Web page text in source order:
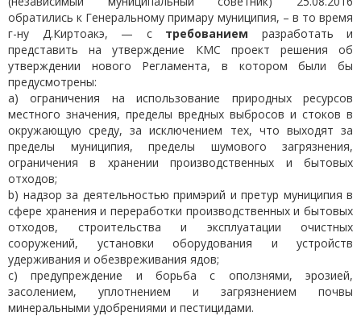
обратились к Генеральному примару муниципия, – в то время
г-ну Д.Киртоакэ, — с требованием разработать и
представить на утверждение КМС проект решения об
утверждении нового Регламента, в котором были бы
предусмотрены:
a) ограничения на использование природных ресурсов
местного значения, пределы вредных выбросов и стоков в
окружающую среду, за исключением тех, что выходят за
пределы муниципия, пределы шумового загрязнения,
ограничения в хранении производственных и бытовых
отходов;
b) надзор за деятельностью примэрий и претур муниципия в
сфере хранения и переработки производственных и бытовых
отходов, строительства и эксплуатации очистных
сооружений, установки оборудования и устройств
удерживания и обезвреживания ядов;
c) предупреждение и борьба с оползнями, эрозией,
засолением, уплотнением и загрязнением почвы
минеральными удобрениями и пестицидами.